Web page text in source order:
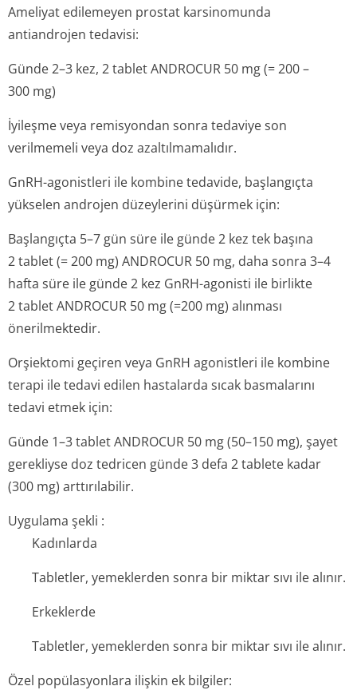
Ameliyat edilemeyen prostat karsinomunda
antiandrojen tedavisi:
Günde 2–3 kez, 2 tablet ANDROCUR 50 mg (= 200 –
300 mg)
İyileşme veya remisyondan sonra tedaviye son
verilmemeli veya doz azaltılmamalıdır.
GnRH-agonistleri ile kombine tedavide, başlangıçta
yükselen androjen düzeylerini düşürmek için:
Başlangıçta 5–7 gün süre ile günde 2 kez tek başına
2 tablet (= 200 mg) ANDROCUR 50 mg, daha sonra 3–4
hafta süre ile günde 2 kez GnRH-agonisti ile birlikte
2 tablet ANDROCUR 50 mg (=200 mg) alınması
önerilmektedir.
Orşiektomi geçiren veya GnRH agonistleri ile kombine
terapi ile tedavi edilen hastalarda sıcak basmalarını
tedavi etmek için:
Günde 1–3 tablet ANDROCUR 50 mg (50–150 mg), şayet
gerekliyse doz tedricen günde 3 defa 2 tablete kadar
(300 mg) arttırılabilir.
Uygulama şekli :
Kadınlarda
Tabletler, yemeklerden sonra bir miktar sıvı ile alınır.
Erkeklerde
Tabletler, yemeklerden sonra bir miktar sıvı ile alınır.
Özel popülasyonlara ilişkin ek bilgiler: